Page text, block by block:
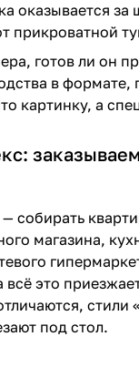
оказывается
прикроватной
готов ли он
в формате,
картинку, а
собирать
магазина,
это
стили
под стол.